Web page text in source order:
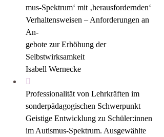
mus-Spektrum‘ mit ‚herausfordernden‘
Verhaltensweisen – Anforderungen an
An-
gebote zur Erhöhung der
Selbstwirksamkeit
Isabell Wernecke

Professionalität von Lehrkräften im
sonderpädagogischen Schwerpunkt
Geistige Entwicklung zu Schüler:innen
im Autismus-Spektrum. Ausgewählte